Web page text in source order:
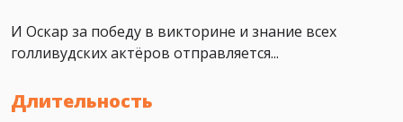
И Оскар за победу в викторине и знание всех
голливудских актёров отправляется...
Длительность